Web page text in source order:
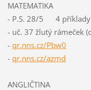
MATEMATIKA
- P.S. 28/5 4 příklady
- uč. 37 žlutý rámeček
- qr.nns.cz/Pbw0
- qr.nns.cz/azmd
ANGLIČTINA